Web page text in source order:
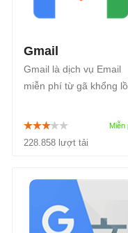
Gmail
Gmail là dịch vụ Email
miễn phí từ gã khổng lồ
khoản Google, người
15GB++ dung lượng lưu
trữ mail.
228.858 lượt tải